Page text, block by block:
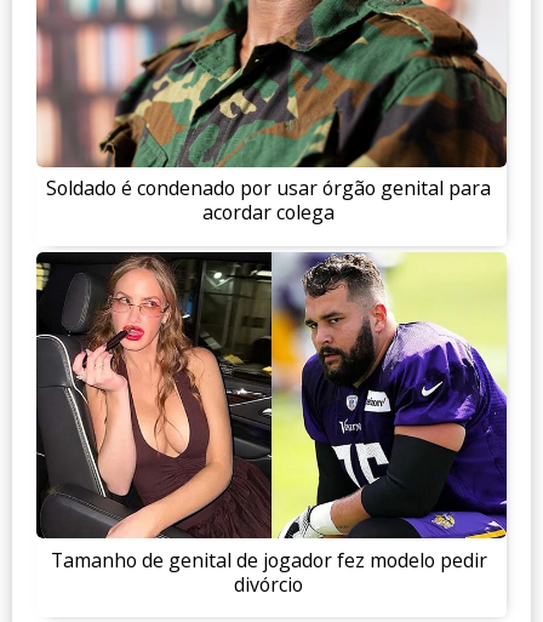
Soldado é condenado por usar órgão genital para
acordar colega
Tamanho de genital de jogador fez modelo pedir
divórcio